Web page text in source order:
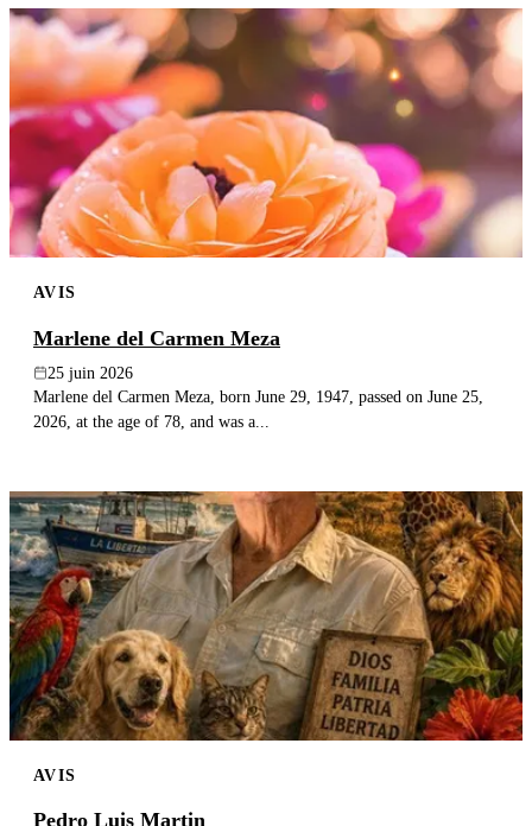
AVIS
Marlene del Carmen Meza
25 juin 2026
Marlene del Carmen Meza, born June 29, 1947, passed on June 25,
2026, at the age of 78, and was a...
AVIS
Pedro Luis Martin